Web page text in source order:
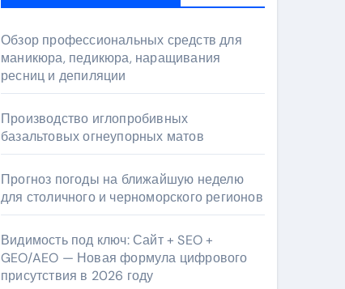
Обзор профессиональных средств для
маникюра, педикюра, наращивания
ресниц и депиляции
Производство иглопробивных
базальтовых огнеупорных матов
Прогноз погоды на ближайшую неделю
для столичного и черноморского регионов
Видимость под ключ: Сайт + SEO +
GEO/AEO — Новая формула цифрового
присутствия в 2026 году